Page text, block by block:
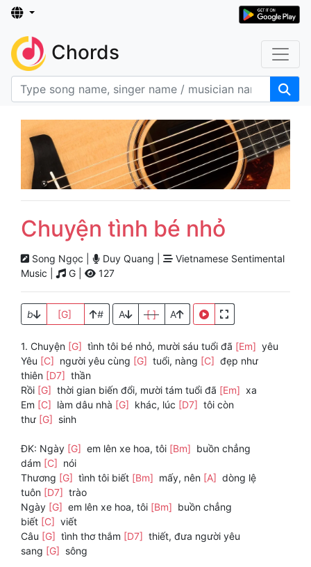
Chords
Chuyện tình bé nhỏ
Song Ngọc | Duy Quang |
Vietnamese Sentimental
Music |
G | 127
b [G] # A [ ] A
1. Chuyện [G] tình tôi bé nhỏ, mười sáu tuổi đã [Em] yêu
Yêu [C] người yêu cùng [G] tuổi, nàng [C] đẹp như
thiên [D7] thần
Rồi [G] thời gian biến đổi, mười tám tuổi đã [Em] xa
Em [C] làm dâu nhà [G] khác, lúc [D7] tôi còn
thư [G] sinh
ĐK: Ngày [G] em lên xe hoa, tôi [Bm] buồn chẳng
dám [C] nói
Thương [G] tình tôi biết [Bm] mấy, nên [A] dòng lệ
tuôn [D7] trào
Ngày [G] em lên xe hoa, tôi [Bm] buồn chẳng
biết [C] viết
Câu [G] tình thơ thắm [D7] thiết, đưa người yêu
sang [G] sông